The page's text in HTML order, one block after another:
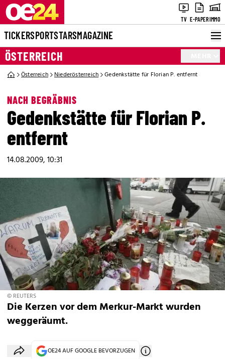
TV E-PAPERIMMO
TICKERSPORTSTARSMAGAZINE
ÖSTERREICH
Österreich Niederösterreich Gedenkstätte für Florian P. entfernt
NACH BEGRÄBNIS
Gedenkstätte für Florian P.
entfernt
14.08.2009, 10:31
© REUTERS
Die Kerzen vor dem Merkur-Markt wurden
weggeräumt.
OE24 AUF GOOGLE BEVORZUGEN